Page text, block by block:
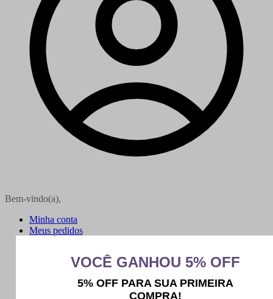
Bem-vindo(a),
Minha conta
Meus pedidos